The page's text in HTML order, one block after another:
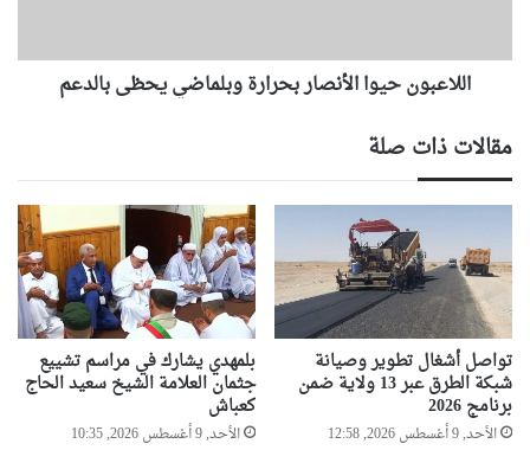
ى
ب
ي
ر
و
ص
غ
ي
ر
ة
ح
ا
ل
أ
ص
ا
ر
ب
ح
ر
ا
ر
اللاعبون حيوا الأنصار بحرارة وبلماضي يحظى بالدعم
مقالات ذات صلة
تواصل أشغال تطوير وصيانة
شبكة الطرق عبر 13 ولاية ضمن
برنامج 2026
الأحد, 9 أغسطس 2026, 12:58
بلمهدي يشارك في مراسم تشييع
جثمان العلامة الشيخ سعيد الحاج
كعباش
الأحد, 9 أغسطس 2026, 10:35